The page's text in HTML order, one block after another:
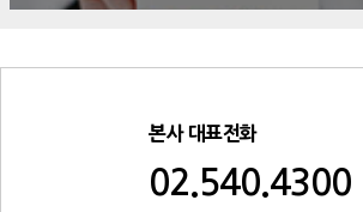
본사 대표전화
02.540.4300